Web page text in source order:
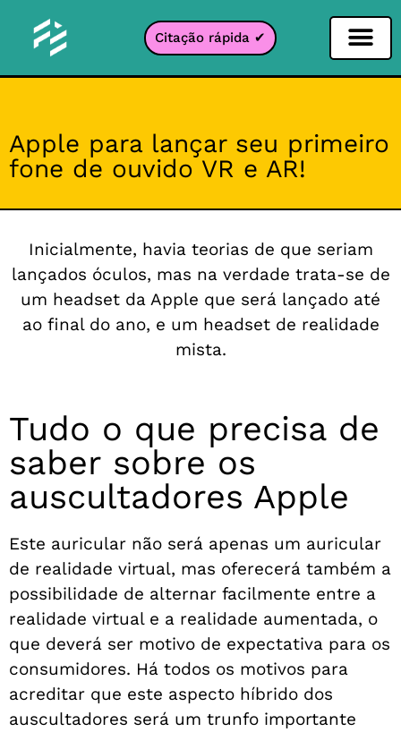
Citação rápida ✔
Apple para lançar seu primeiro
fone de ouvido VR e AR!
Inicialmente, havia teorias de que seriam
lançados óculos, mas na verdade trata-se de
um headset da Apple que será lançado até
ao final do ano, e um headset de realidade
mista.
Tudo o que precisa de
saber sobre os
auscultadores Apple
Este auricular não será apenas um auricular
de realidade virtual, mas oferecerá também a
possibilidade de alternar facilmente entre a
realidade virtual e a realidade aumentada, o
que deverá ser motivo de expectativa para os
consumidores. Há todos os motivos para
acreditar que este aspecto híbrido dos
auscultadores será um trunfo importante